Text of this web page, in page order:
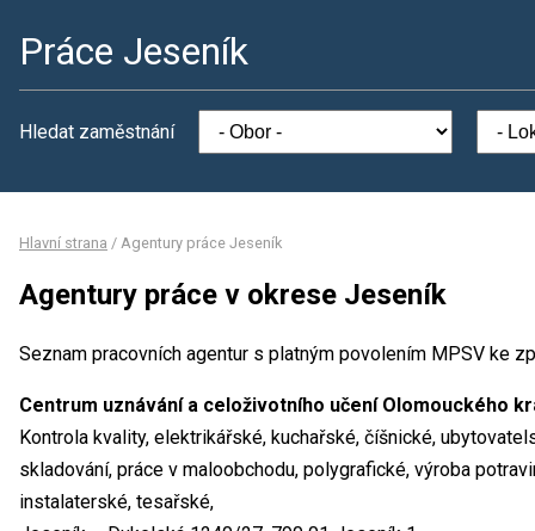
Práce Jeseník
Hledat zaměstnání
Hlavní strana / Agentury práce Jeseník
Agentury práce v okrese Jeseník
Seznam pracovních agentur s platným povolením MPSV ke
Centrum uznávání a celoživotního učení Olomouckého
Kontrola kvality, elektrikářské, kuchařské, číšnické,
skladování, práce v maloobchodu, polygrafické, výroba
instalaterské, tesařské,